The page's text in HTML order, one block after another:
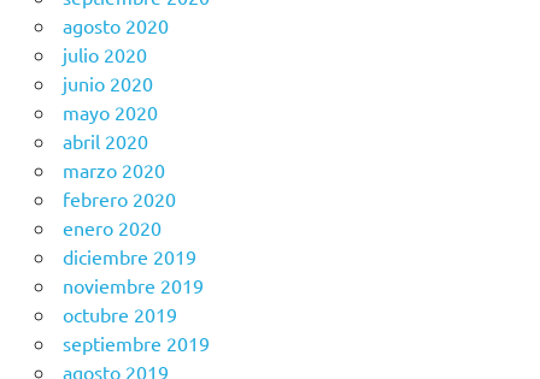
agosto 2020
julio 2020
junio 2020
mayo 2020
abril 2020
marzo 2020
febrero 2020
enero 2020
diciembre 2019
noviembre 2019
octubre 2019
septiembre 2019
agosto 2019